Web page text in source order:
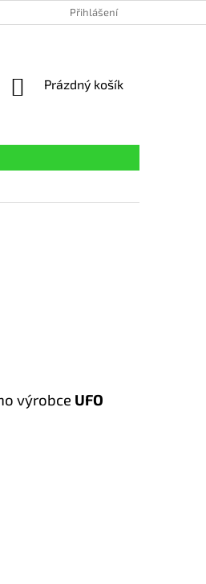
Přihlášení
NÁKUPNÍ
Prázdný košík
výrobce UFO